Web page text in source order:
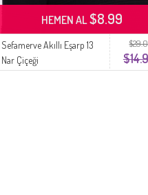
Sefamerve Akıllı Eşarp 13
Nar Çiçeği
HEMEN AL$8.99